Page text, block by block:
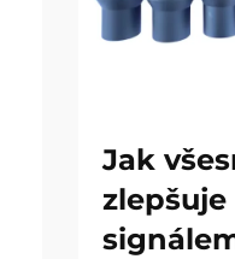
Jak